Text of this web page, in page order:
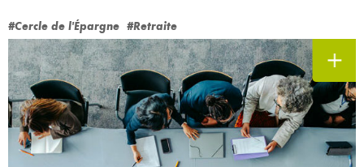
#Cercle de l'Épargne #Retraite